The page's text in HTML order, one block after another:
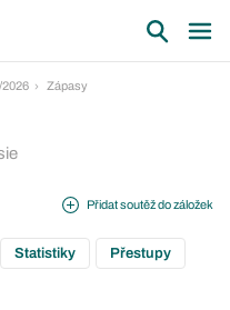
2026 Zápasy
Přidat soutěž do záložek
Statistiky Přestupy